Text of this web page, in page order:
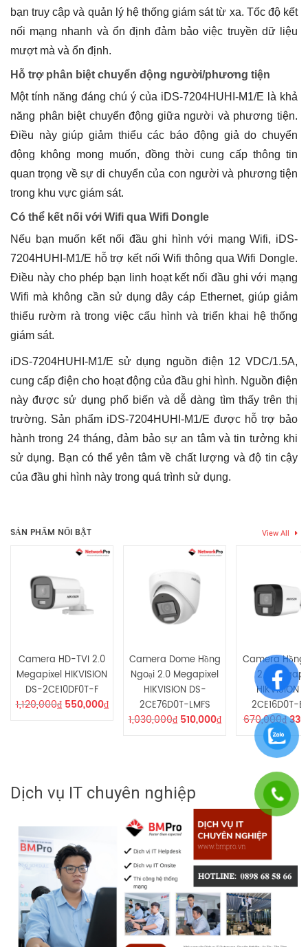
bạn truy cập và quản lý hệ thống giám sát từ xa. Tốc độ kết
nối mạng nhanh và ổn định đảm bảo việc truyền dữ liệu
mượt mà và ổn định.
Hỗ trợ phân biệt chuyển động người/phương tiện
Một tính năng đáng chú ý của iDS-7204HUHI-M1/E là khả
năng phân biệt chuyển động giữa người và phương tiện.
Điều này giúp giảm thiểu các báo động giả do chuyển
động không mong muốn, đồng thời cung cấp thông tin
quan trọng về sự di chuyển của con người và phương tiện
trong khu vực giám sát.
Có thể kết nối với Wifi qua Wifi Dongle
Nếu bạn muốn kết nối đầu ghi hình với mạng Wifi, iDS-
7204HUHI-M1/E hỗ trợ kết nối Wifi thông qua Wifi Dongle.
Điều này cho phép bạn linh hoạt kết nối đầu ghi với mạng
Wifi mà không cần sử dụng dây cáp Ethernet, giúp giảm
thiểu rườm rà trong việc cấu hình và triển khai hệ thống
giám sát.
iDS-7204HUHI-M1/E sử dụng nguồn điện 12 VDC/1.5A,
cung cấp điện cho hoạt động của đầu ghi hình. Nguồn điện
này được sử dụng phổ biến và dễ dàng tìm thấy trên thị
trường. Sản phẩm iDS-7204HUHI-M1/E được hỗ trợ bảo
hành trong 24 tháng, đảm bảo sự an tâm và tin tưởng khi
sử dụng. Bạn có thể yên tâm về chất lượng và độ tin cậy
của đầu ghi hình này trong quá trình sử dụng.
4 kênh
,đầu ghi hikvision 8 kênh
camera hikvision,
HIKVISION iDS-7204HUHI-M1/E”
SẢN PHẨM NỔI BẬT View All
Camera HD-TVI 2.0
Megapixel HIKVISION
DS-2CE10DF0T-F
1,120,000₫ 550,000₫
Camera Dome Hồng
Ngoại 2.0 Megapixel
HIKVISION DS-
2CE76D0T-LMFS
1,030,000₫ 510,000₫
Camera Hồng
2.0
HIKVISION
2CE16D0T-
670,000₫
Dịch vụ IT chuyên nghiệp